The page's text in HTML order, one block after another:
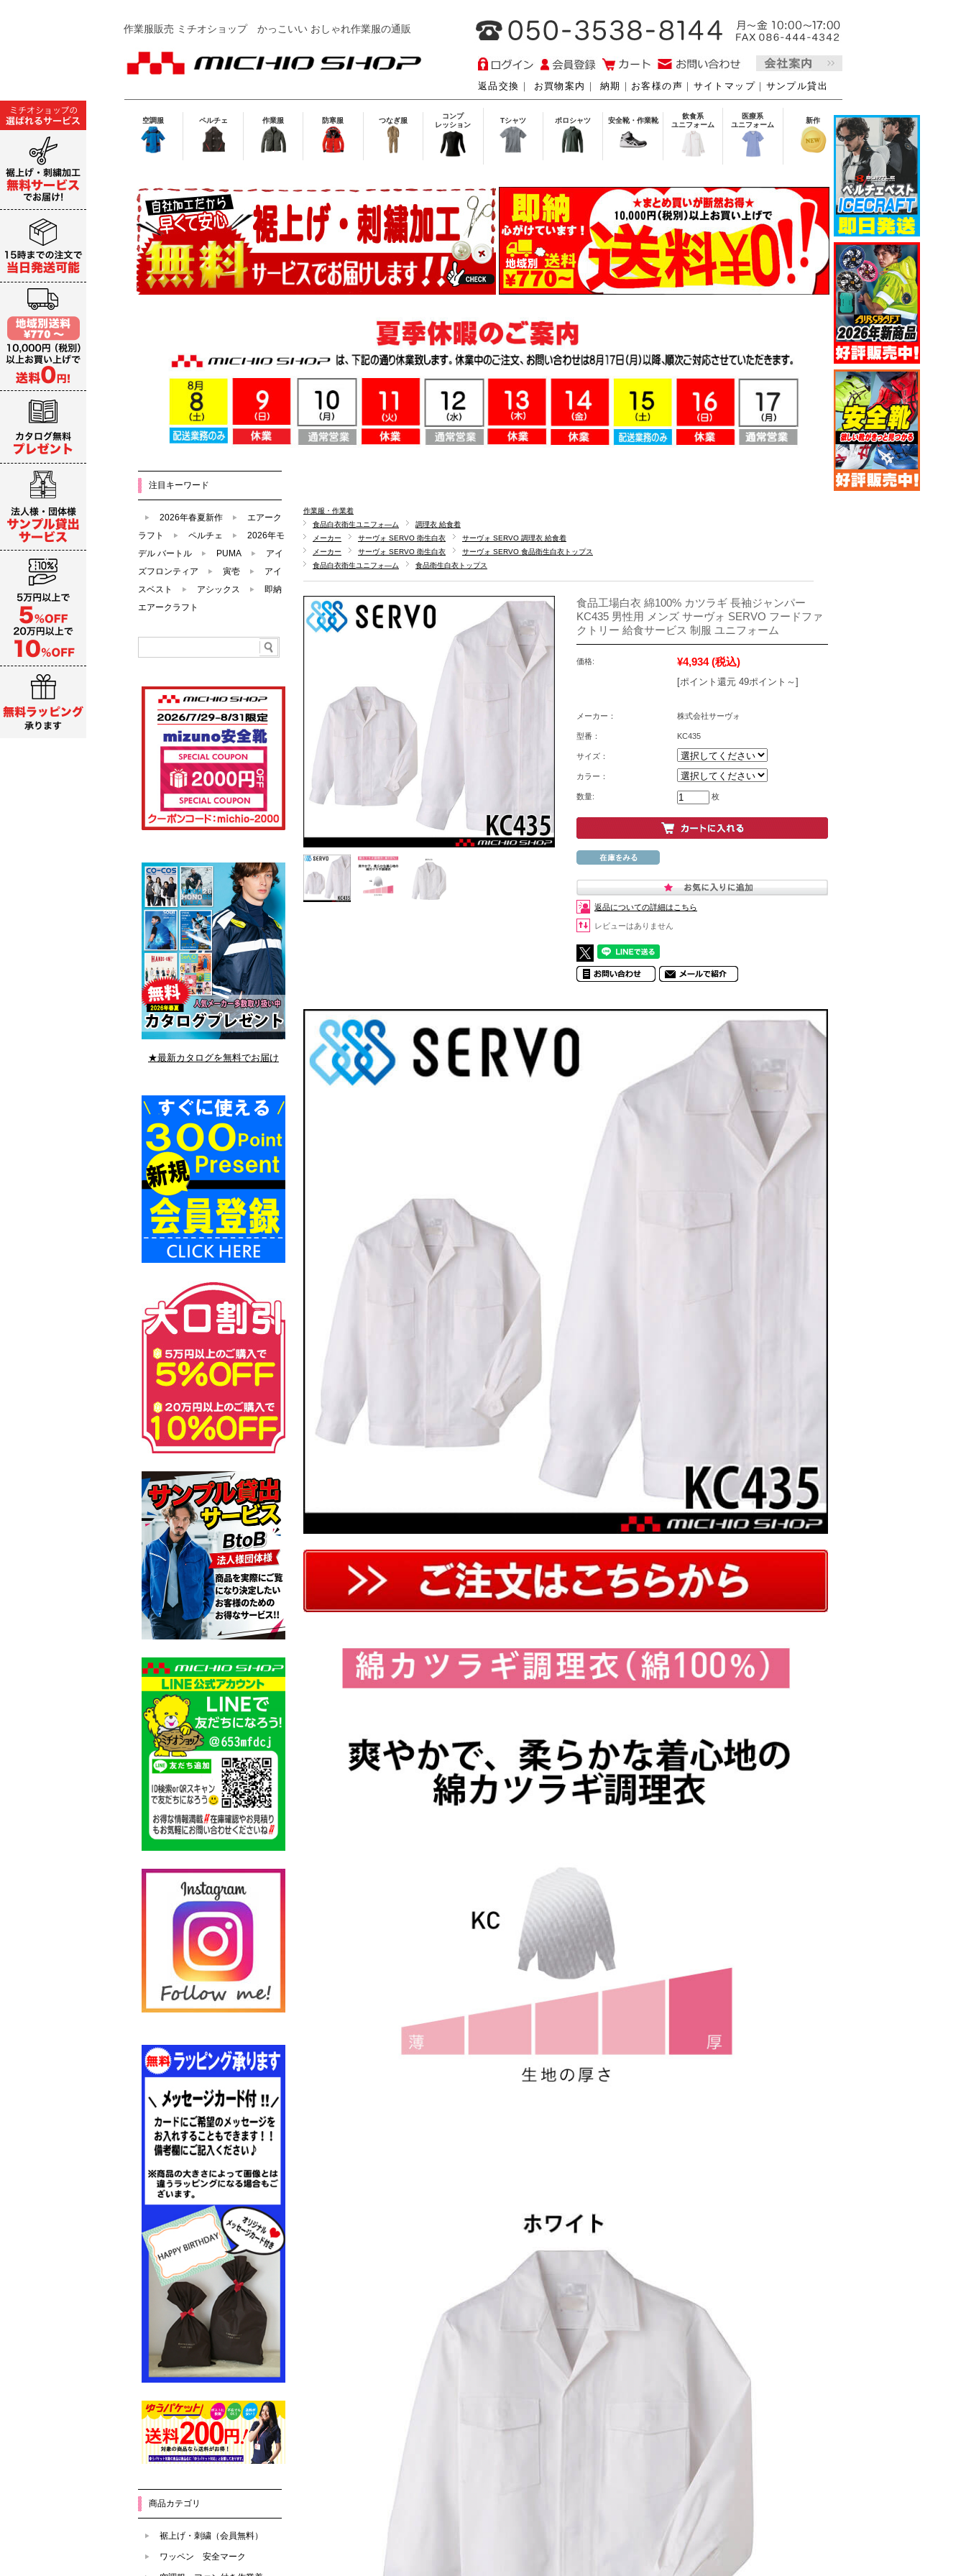
作業服販売 ミチオショップかっこいい おしゃれ作業服の通販
返品交換 ｜ お買物案内 ｜ 納期 ｜ お客様の声 ｜ サイトマップ ｜ サンプル貸出
空調服 ペルチェ 作業服 防寒服 つなぎ服
コンプ
レッション
Tシャツ ポロシャツ 安全靴・作業靴
飲食系
ユニフォーム
医療系
ユニフォーム
新作
作業服・作業着
食品白衣衛生ユニフォ―ム
調理衣 給食着
メーカー
サーヴォ SERVO 衛生白衣
サーヴォ SERVO 調理衣 給食着
メーカー
サーヴォ SERVO 衛生白衣
サーヴォ SERVO 食品衛生白衣トップス
食品白衣衛生ユニフォ―ム
食品衛生白衣トップス
食品工場白衣 綿100% カツラギ 長袖ジャンパー
KC435 男性用 メンズ サーヴォ SERVO フードファ
クトリー 給食サービス 制服 ユニフォーム
価格: ¥4,934 (税込)
[ポイント還元 49ポイント～]
メーカー： 株式会社サーヴォ
型番： KC435
サイズ：
カラー：
数量: 枚
返品についての詳細はこちら
レビューはありません
注目キーワード
2026年春夏新作
エアーク
ラフト
ペルチェ
2026年モ
デル バートル
PUMA
アイ
ズフロンティア
寅壱
アイ
スベスト
アシックス
即納
エアークラフト
★最新カタログを無料でお届け
商品カテゴリ
裾上げ・刺繍（会員無料）
ワッペン 安全マーク